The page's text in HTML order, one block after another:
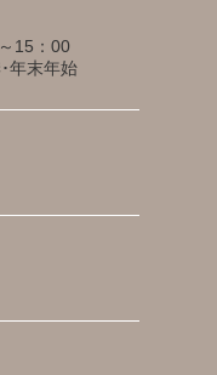
15：00
年末年始